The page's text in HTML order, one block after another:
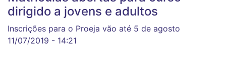
dirigido a jovens e adultos
Inscrições para o Proeja vão até 5 de agosto
11/07/2019 - 14:21